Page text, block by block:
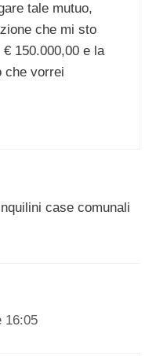
tale mutuo,
che mi sto
150.000,00 e la
che vorrei
case comunali
16:05